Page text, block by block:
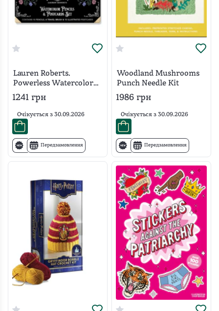
Lauren Roberts.
Powerless Watercolor
Pencils and Postcards
1241 грн
Очікується з 30.09.2026
Передзамовлення
Woodland Mushrooms
Punch Needle Kit
1986 грн
Очікується з 30.09.2026
Передзамовлення